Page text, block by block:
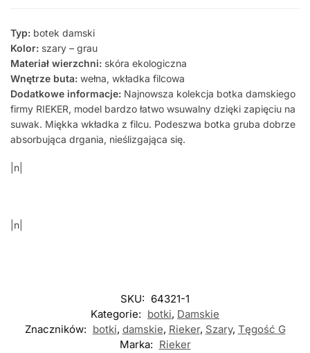
Typ: botek damski
Kolor: szary – grau
Materiał wierzchni: skóra ekologiczna
Wnętrze buta: wełna, wkładka filcowa
Dodatkowe informacje: Najnowsza kolekcja botka damskiego
firmy RIEKER, model bardzo łatwo wsuwalny dzięki zapięciu na
suwak. Miękka wkładka z filcu. Podeszwa botka gruba dobrze
absorbująca drgania, nieślizgająca się.
|n|
|n|
SKU: 64321-1
Kategorie: botki, Damskie
Znaczników: botki, damskie, Rieker, Szary, Tęgość G
Marka: Rieker